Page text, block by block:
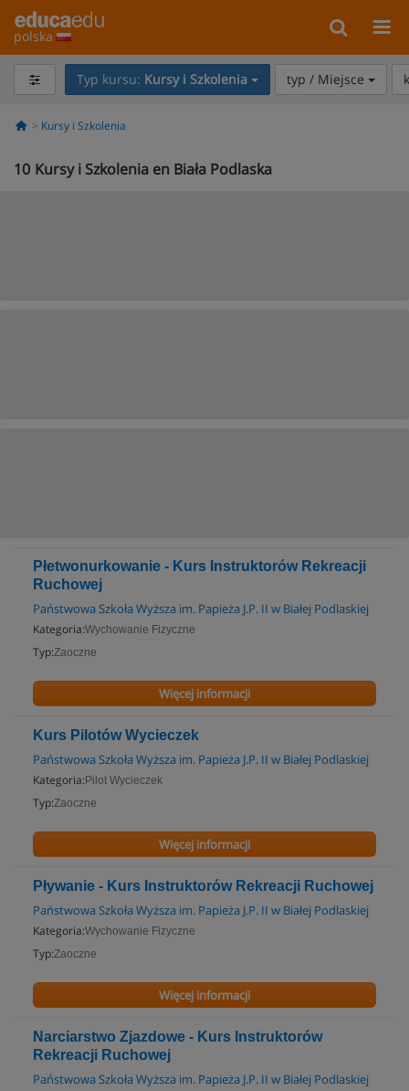
polska
Typ kursu: Kursy i Szkolenia typ / Miejsce
Kursy i Szkolenia
10 Kursy i Szkolenia en Biała Podlaska
Płetwonurkowanie - Kurs Instruktorów Rekreacji
Ruchowej
Państwowa Szkoła Wyższa im. Papieża J.P. II w Białej Podlaskiej
Kategoria:Wychowanie Fizyczne
Typ:Zaoczne
Więcej informacji
Kurs Pilotów Wycieczek
Państwowa Szkoła Wyższa im. Papieża J.P. II w Białej Podlaskiej
Kategoria: Pilot Wycieczek
Typ:Zaoczne
Więcej informacji
Pływanie - Kurs Instruktorów Rekreacji Ruchowej
Państwowa Szkoła Wyższa im. Papieża J.P. II w Białej Podlaskiej
Kategoria:Wychowanie Fizyczne
Typ:Zaoczne
Więcej informacji
Narciarstwo Zjazdowe - Kurs Instruktorów
Rekreacji Ruchowej
Państwowa Szkoła Wyższa im. Papieża J.P. II w Białej Podlaskiej